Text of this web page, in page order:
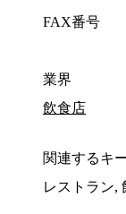
FAX番号
業界
飲食店
関連するキ
レストラン,